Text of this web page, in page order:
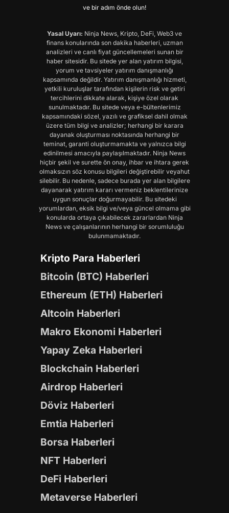
ve bir adım önde olun!
Yasal Uyarı: Ninja News, Kripto, DeFi, Web3 ve
finans konularında son dakika haberleri, uzman
analizleri ve canlı fiyat güncellemeleri sunan bir
haber sitesidir. Bu sitede yer alan yatırım bilgisi,
yorum ve tavsiyeler yatırım danışmanlığı
kapsamında değildir. Yatırım danışmanlığı hizmeti,
yetkili kuruluşlar tarafından kişilerin risk ve getiri
tercihlerini dikkate alarak, kişiye özel olarak
sunulmaktadır. Bu sitede veya e-bültenlerimiz
kapsamındaki sözel, yazılı ve grafiksel dahil olmak
üzere tüm bilgi ve analizler; herhangi bir karara
dayanak oluşturması noktasında herhangi bir
teminat, garanti oluşturmamakta ve yalnızca bilgi
edinilmesi amacıyla paylaşılmaktadır. Ninja News
hiçbir şekil ve surette ön onay, ihbar ve ihtara gerek
olmaksızın söz konusu bilgileri değiştirebilir veyahut
silebilir. Bu nedenle, sadece burada yer alan bilgilere
dayanarak yatırım kararı vermeniz beklentilerinize
uygun sonuçlar doğurmayabilir. Bu sitedeki
yorumlardan, eksik bilgi ve/veya güncel olmama gibi
konularda ortaya çıkabilecek zararlardan Ninja
News ve çalışanlarının herhangi bir sorumluluğu
bulunmamaktadır.
Kripto Para Haberleri
Bitcoin (BTC) Haberleri
Ethereum (ETH) Haberleri
Altcoin Haberleri
Makro Ekonomi Haberleri
Yapay Zeka Haberleri
Blockchain Haberleri
Airdrop Haberleri
Döviz Haberleri
Emtia Haberleri
Borsa Haberleri
NFT Haberleri
DeFi Haberleri
Metaverse Haberleri